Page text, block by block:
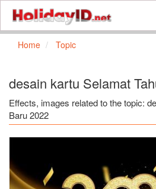
Home Topic
desain kartu Selamat
Effects, images related to the topic:
Baru 2022